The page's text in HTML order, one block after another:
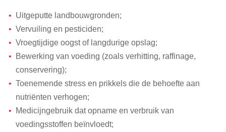
Uitgeputte landbouwgronden;
Vervuiling en pesticiden;
Vroegtijdige oogst of langdurige opslag;
Bewerking van voeding (zoals verhitting, raffinage,
conservering);
Toenemende stress en prikkels die de behoefte aan
nutriënten verhogen;
Medicijngebruik dat opname en verbruik van
voedingsstoffen beïnvloedt;